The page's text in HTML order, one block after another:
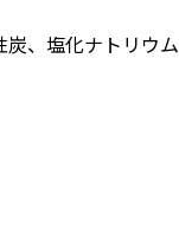
、塩化ナトリウム